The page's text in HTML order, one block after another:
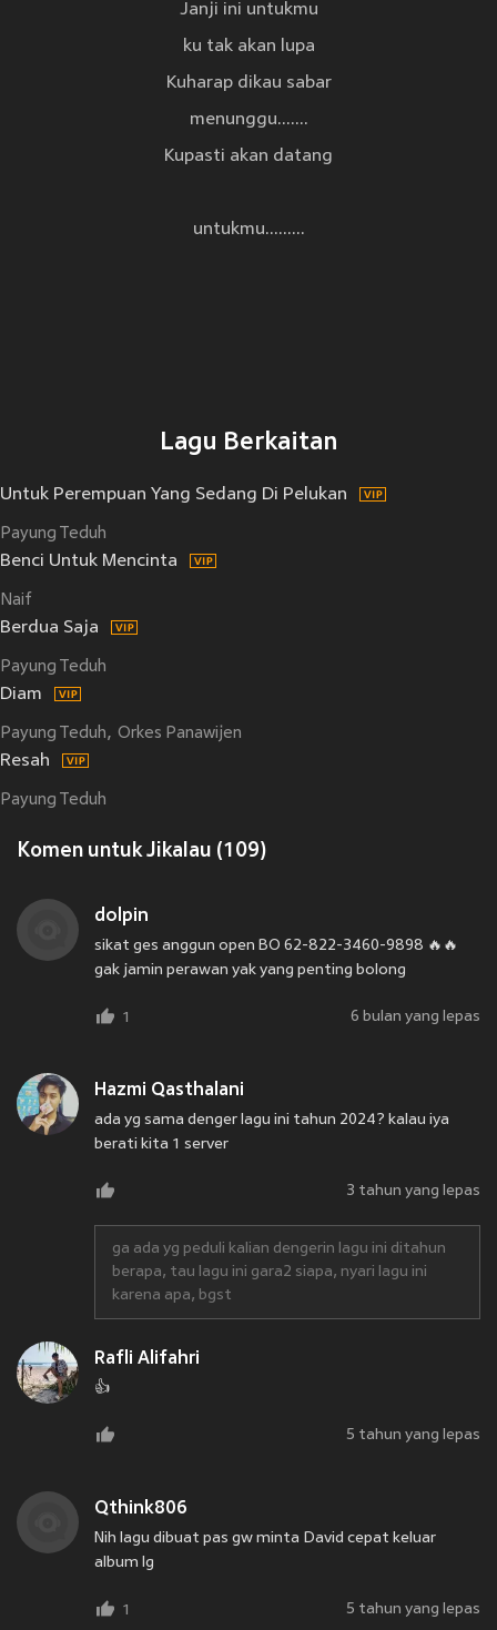
Janji ini untukmu
ku tak akan lupa
Kuharap dikau sabar
menunggu.......
Kupasti akan datang
untukmu.........
Lagu Berkaitan
Untuk Perempuan Yang Sedang Di Pelukan
Payung Teduh
Benci Untuk Mencinta
Naif
Berdua Saja
Payung Teduh
Diam
Payung Teduh Orkes Panawijen
Resah
Payung Teduh
Komen untuk Jikalau (109)
dolpin
sikat ges anggun open BO 62-822-3460-9898 🔥🔥
gak jamin perawan yak yang penting bolong
1 6 bulan yang lepas
Hazmi Qasthalani
ada yg sama denger lagu ini tahun 2024? kalau iya
berati kita 1 server
3 tahun yang lepas
ga ada yg peduli kalian dengerin lagu ini ditahun
berapa, tau lagu ini gara2 siapa, nyari lagu ini
karena apa, bgst
Rafli Alifahri
👍
5 tahun yang lepas
Qthink806
Nih lagu dibuat pas gw minta David cepat keluar
album lg
1 5 tahun yang lepas